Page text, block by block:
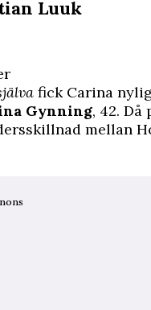
Luuk
fick Carina
Gynning, 42. Då
mellan